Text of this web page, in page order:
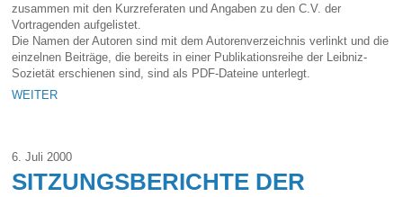
zusammen mit den Kurzreferaten und Angaben zu den C.V. der
Vortragenden aufgelistet.
Die Namen der Autoren sind mit dem Autorenverzeichnis verlinkt und die
einzelnen Beiträge, die bereits in einer Publikationsreihe der Leibniz-
Sozietät erschienen sind, sind als PDF-Dateine unterlegt.
WEITER
6. Juli 2000
SITZUNGSBERICHTE DER